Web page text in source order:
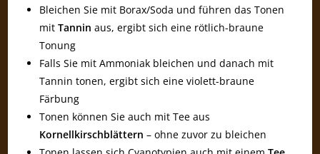
Bleichen Sie mit Borax/Soda und führen das Tonen
mitTannin aus, ergibt sich eine rötlich-braune
Tonung
Falls Sie mit Ammoniak bleichen und danach mit
Tannin tonen, ergibt sich eine violett-braune
Färbung
Tonen können Sie auch mit Tee aus
Kornellkirschblättern – ohne zuvor zu bleichen